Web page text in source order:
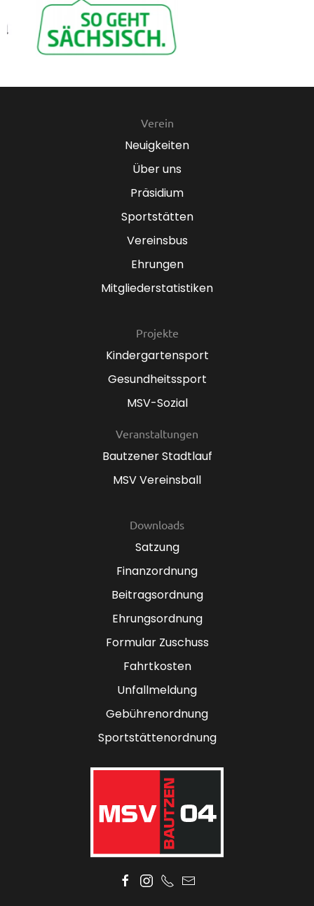
Verein
Neuigkeiten
Über uns
Präsidium
Sportstätten
Vereinsbus
Ehrungen
Mitgliederstatistiken
Projekte
Kindergartensport
Gesundheitssport
MSV-Sozial
Veranstaltungen
Bautzener Stadtlauf
MSV Vereinsball
Downloads
Satzung
Finanzordnung
Beitragsordnung
Ehrungsordnung
Formular Zuschuss
Fahrtkosten
Unfallmeldung
Gebührenordnung
Sportstättenordnung